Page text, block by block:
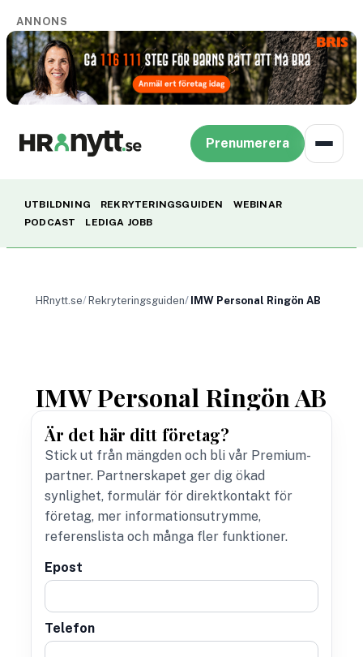
ANNONS
Prenumerera
UTBILDNING REKRYTERINGSGUIDEN
WEBINAR
PODCAST
LEDIGA JOBB
HRnytt.se Rekryteringsguiden IMW Personal Ringön AB
IMW Personal Ringön AB
Är det här ditt företag?
Stick ut från mängden och bli vår Premium-
partner. Partnerskapet ger dig ökad
synlighet, formulär för direktkontakt för
företag, mer informationsutrymme,
referenslista och många fler funktioner.
Epost
Telefon